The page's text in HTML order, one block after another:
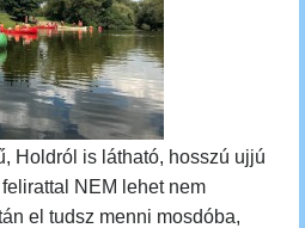
Holdról is látható, hosszú ujjú
NEM lehet nem
el tudsz menni mosdóba,